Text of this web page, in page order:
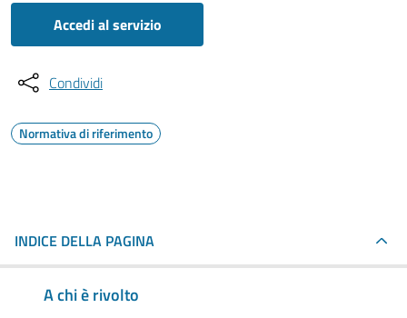
Accedi al servizio
Condividi
Normativa di riferimento
INDICE DELLA PAGINA
A chi è rivolto